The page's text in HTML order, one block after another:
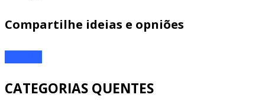
Compartilhe ideias e opniões
CATEGORIAS QUENTES